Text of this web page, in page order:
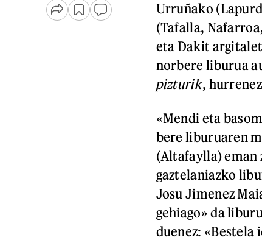
Urruñako
(Tafalla,
eta Dakit
norbere liburua
pizturik,
«Mendi eta
bere liburuaren
(Altafaylla) eman
gaztelaniazko
Josu Jimenez
gehiago» da
duenez: «Bestela